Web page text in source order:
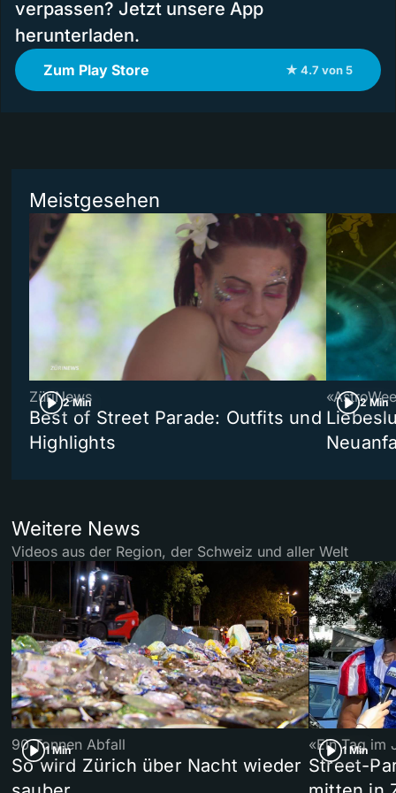
verpassen? Jetzt unsere App
herunterladen.
Zum Play Store ★ 4.7 von 5
Meistgesehen
2 Min
ZüriNews
Best of Street Parade: Outfits und
Highlights
2 Min
Weitere News
Videos aus der Region, der Schweiz und aller Welt
1 Min
90 Tonnen Abfall
So wird Zürich über Nacht wieder
1 Min
«Ein Tag im
Street-